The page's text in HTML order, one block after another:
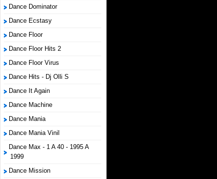
Dance Dominator
Dance Ecstasy
Dance Floor
Dance Floor Hits 2
Dance Floor Virus
Dance Hits - Dj Olli S
Dance It Again
Dance Machine
Dance Mania
Dance Mania Vinil
Dance Max - 1 A 40 - 1995 A
1999
Dance Mission